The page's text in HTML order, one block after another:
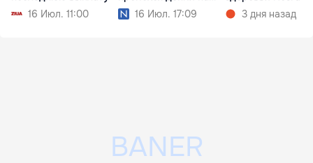
16 Июл. 11:00
ценниках
16 Июл. 17:09
3 дня назад